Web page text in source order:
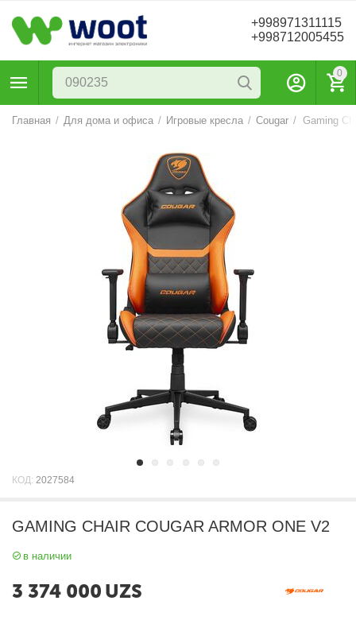
+998971311115
+998712005455
0
Главная / Для дома и офиса / Игровые кресла / Cougar / Gaming
КОД: 2027584
GAMING CHAIR COUGAR ARMOR ONE V2
в наличии
3 374 000 UZS